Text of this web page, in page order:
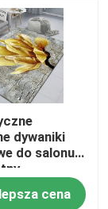
dywaniki
do salonu
aksamitny
cena